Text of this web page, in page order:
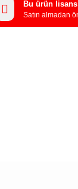
Bu ürün
Satın almadan